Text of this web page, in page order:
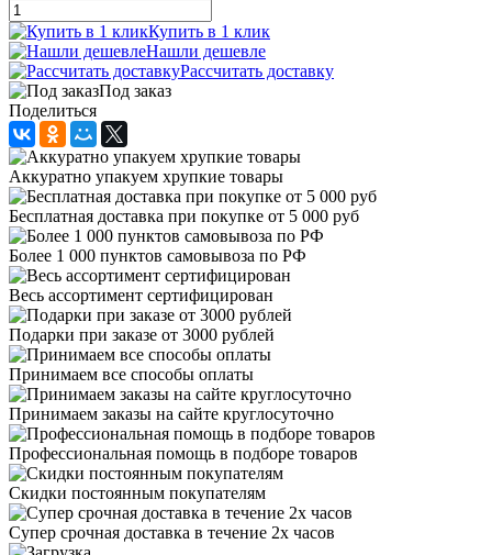
Купить в 1 клик
Нашли дешевле
Рассчитать доставку
Под заказ
Поделиться
Аккуратно упакуем хрупкие товары
Бесплатная доставка при покупке от 5 000 руб
Более 1 000 пунктов самовывоза по РФ
Весь ассортимент сертифицирован
Подарки при заказе от 3000 рублей
Принимаем все способы оплаты
Принимаем заказы на сайте круглосуточно
Профессиональная помощь в подборе товаров
Скидки постоянным покупателям
Супер срочная доставка в течение 2х часов